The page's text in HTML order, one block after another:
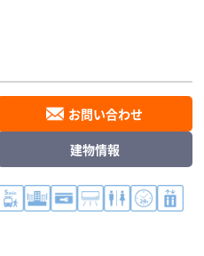
お問い合わせ
建物情報